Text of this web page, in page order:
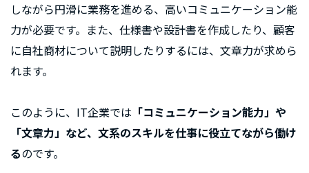
しながら円滑に業務を進める、高いコミュニケーション能
力が必要です。また、仕様書や設計書を作成したり、顧客
に自社商材について説明したりするには、文章力が求めら
れます。
このように、IT企業では 「コミュニケーション能力」や
「文章力」など、文系のスキルを仕事に役立てながら働け
るのです。